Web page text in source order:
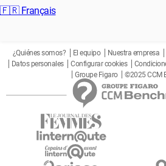
🇫🇷 Français
¿Quiénes somos? El equipo Nuestra empresa
Datos personales
Configurar cookies
Groupe Figaro
©2025 CCM